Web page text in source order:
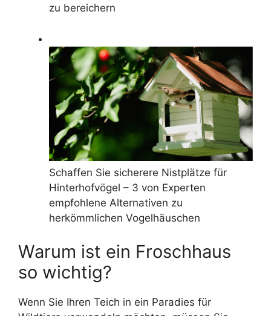
zu bereichern
Schaffen Sie sicherere Nistplätze für
Hinterhofvögel – 3 von Experten
empfohlene Alternativen zu
herkömmlichen Vogelhäuschen
Warum ist ein Froschhaus
so wichtig?
Wenn Sie Ihren Teich in ein Paradies für